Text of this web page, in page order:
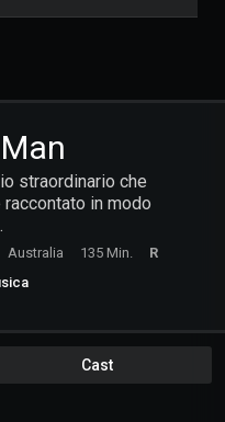
straordinario che
in modo
Australia 135 Min.
R
Cast